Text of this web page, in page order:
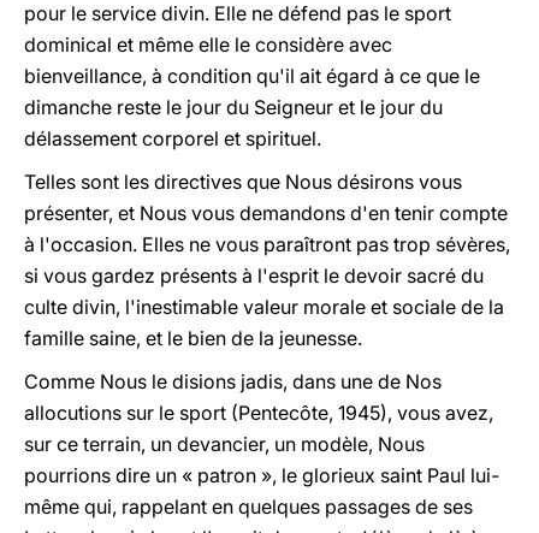
pour le service divin. Elle ne défend pas le sport
dominical et même elle le considère avec
bienveillance, à condition qu'il ait égard à ce que le
dimanche reste le jour du Seigneur et le jour du
délassement corporel et spirituel.
Telles sont les directives que Nous désirons vous
présenter, et Nous vous demandons d'en tenir compte
à l'occasion. Elles ne vous paraîtront pas trop sévères,
si vous gardez présents à l'esprit le devoir sacré du
culte divin, l'inestimable valeur morale et sociale de la
famille saine, et le bien de la jeunesse.
Comme Nous le disions jadis, dans une de Nos
allocutions sur le sport (Pentecôte, 1945), vous avez,
sur ce terrain, un devancier, un modèle, Nous
pourrions dire un « patron », le glorieux saint Paul lui-
même qui, rappelant en quelques passages de ses